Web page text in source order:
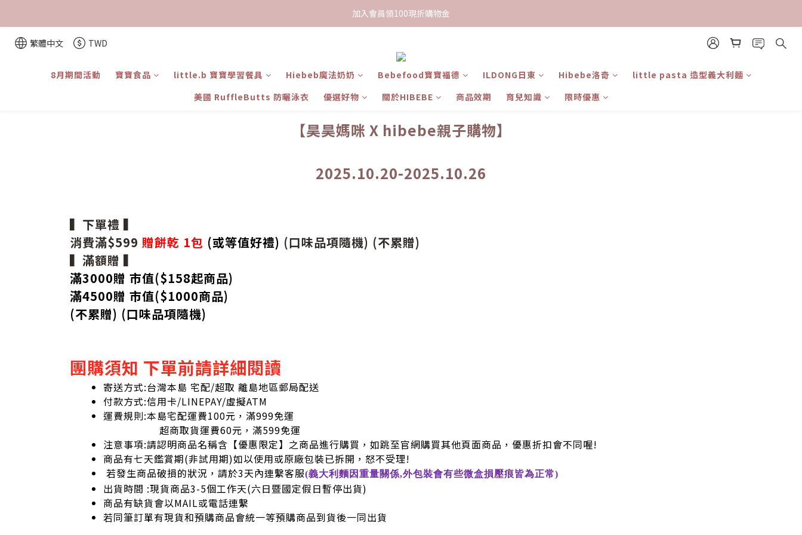
限時下單送餅乾乙包，滿$999免運
加入會員領100現折購物金
繁體中文 TWD
8月期間活動 寶寶食品 little.b 寶寶學習餐具 Hiebeb魔法奶奶 Bebefood寶寶福德 ILDONG日東 Hibebe洛奇
little pasta 造型義大利麵
美國 RuffleButts 防曬泳衣
優選好物 關於HIBEBE 商品效期 育兒知識 限時優惠
【昊昊媽咪 X hibebe親子購物】
2025.10.20-2025.10.26
▍下單禮 ▍
消費滿$599 贈餅乾 1包 (或等值好禮) (口味品項隨機) (不累贈)
▍滿額贈 ▍
滿3000贈 市值($158起商品)
滿4500贈 市值($1000商品)
(不累贈) (口味品項隨機)
團購須知 下單前請詳細閱讀
寄送方式:台灣本島 宅配/超取 離島地區郵局配送
付款方式:信用卡/LINEPAY/虛擬ATM
運費規則:本島宅配運費100元，滿999免運
超商取貨運費60元，滿599免運
注意事項:請認明商品名稱含【優惠限定】之商品進行購買，如跳至官網購買其他頁面商品，優惠折扣會不同喔!
商品有七天鑑賞期(非試用期)如以使用或原廠包裝已拆開，怒不受理!
若發生商品破損的狀況，請於3天內連繫客服(義大利麵因重量關係,外包裝會有些微盒損壓痕皆為正常)
出貨時間 :現貨商品3-5個工作天(六日暨國定假日暫停出貨)
商品有缺貨會以MAIL或電話連繫
若同筆訂單有現貨和預購商品會統一等預購商品到貨後一同出貨